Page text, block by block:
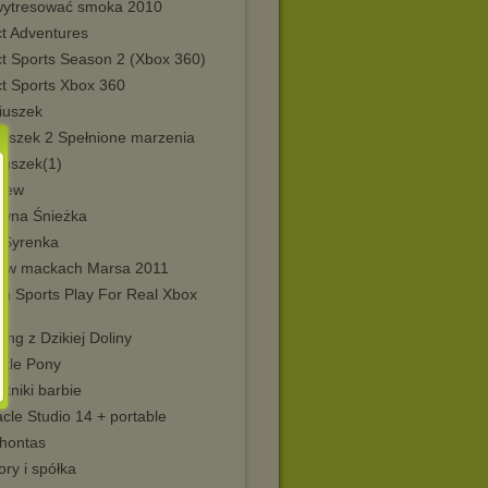
smoka 2010
Adventures
Sports Season 2 (Xbox 360)
Sports Xbox 360
2 Spełnione marzenia
Śnieżka
Syrenka
w mackach Marsa 2011
Sports Play For Real Xbox
z Dzikiej Doliny
Pony
barbie
Studio 14 + portable
i spółka